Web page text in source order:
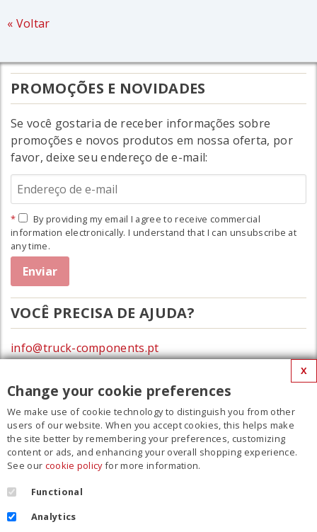
« Voltar
PROMOÇÕES E NOVIDADES
Se você gostaria de receber informações sobre
promoções e novos produtos em nossa oferta, por
favor, deixe seu endereço de e-mail:
By providing my email I agree to receive commercial
information electronically. I understand that I can unsubscribe at
any time.
VOCÊ PRECISA DE AJUDA?
info@truck-components.pt
MENU
Filme
Contato
Regulamento
Política de privacidade
X
Change your cookie preferences
We make use of cookie technology to distinguish you from other
users of our website. When you accept cookies, this helps make
the site better by remembering your preferences, customizing
content or ads, and enhancing your overall shopping experience.
See our cookie policyfor more information.
Functional
Analytics